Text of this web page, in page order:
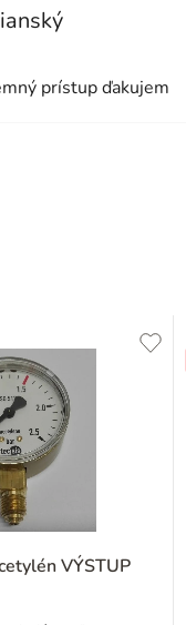
je 5 z 5
prístup ďakujem
VÝSTUP